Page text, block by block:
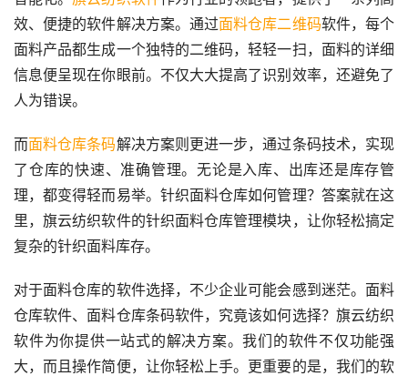
效、便捷的软件解决方案。通过面料仓库二维码软件，每个
面料产品都生成一个独特的二维码，轻轻一扫，面料的详细
信息便呈现在你眼前。不仅大大提高了识别效率，还避免了
人为错误。
而面料仓库条码解决方案则更进一步，通过条码技术，实现
了仓库的快速、准确管理。无论是入库、出库还是库存管
理，都变得轻而易举。针织面料仓库如何管理？答案就在这
里，旗云纺织软件的针织面料仓库管理模块，让你轻松搞定
复杂的针织面料库存。
对于面料仓库的软件选择，不少企业可能会感到迷茫。面料
仓库软件、面料仓库条码软件，究竟该如何选择？旗云纺织
软件为你提供一站式的解决方案。我们的软件不仅功能强
大，而且操作简便，让你轻松上手。更重要的是，我们的软